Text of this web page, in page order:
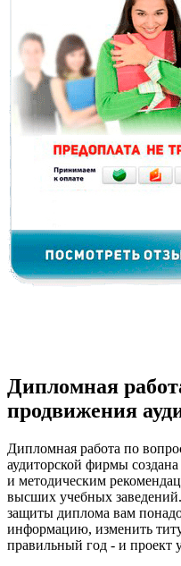
Дипломная
продвижения
Дипломная работа по
аудиторской фирмы
и методическим
высших учебных
защиты диплома вам
информацию, изменить
правильный год - и проект